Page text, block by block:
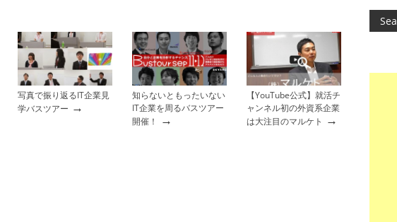
写真で振り返るIT企業見
学バスツアー →
知らないともったいない
IT企業を周るバスツアー
開催！
→
【YouTube公式】就活チ
ャンネル初の外資系企業
は大注目のマルケト →